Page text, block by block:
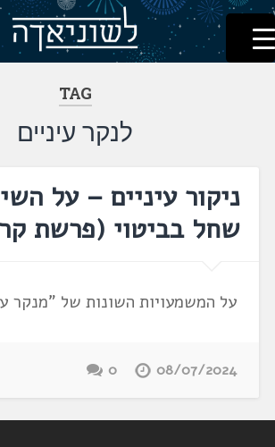
דלג
לתוכן
לשוניאדה
עברית. לשון. שפה
TAG
לנקר עיניים
ניקור עיניים – על
שחל בביטוי (פרשת
על המשמעויות השונות של "מנקר
08/07/2024
0